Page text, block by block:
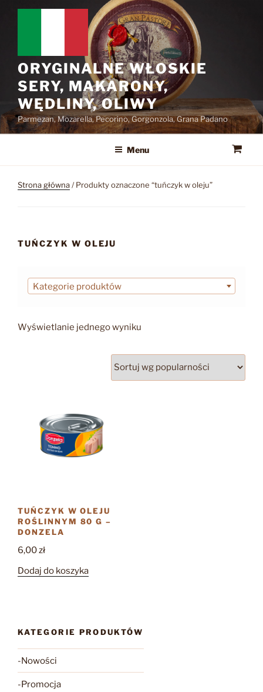
Przejdź
ORYGINALNE WŁOSKIE
SERY, MAKARONY,
WĘDLINY, OLIWY
Parmezan, Mozarella, Pecorino, Gorgonzola, Grana Padano
Menu
Strona główna/ Produkty oznaczone “tuńczyk w oleju”
TUŃCZYK W OLEJU
Kategorie produktów
Wyświetlanie jednego wyniku
TUŃCZYK W OLEJU
ROŚLINNYM 80 G –
DONZELA
6,00zł
Dodaj do koszyka
KATEGORIE PRODUKTÓW
-Nowości
-Promocja